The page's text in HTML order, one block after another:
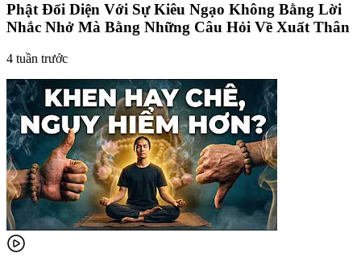
Phật Đối Diện Với Sự Kiêu Ngạo Không Bằng Lời
Nhắc Nhở Mà Bằng Những Câu Hỏi Về Xuất Thân
4 tuần trước